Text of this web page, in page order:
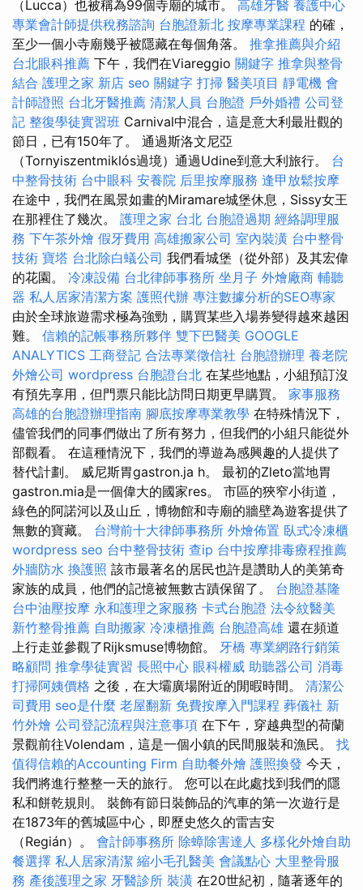
（Lucca）也被稱為99個寺廟的城市。 高雄牙醫 養護中心
專業會計師提供稅務諮詢 台胞證新北 按摩專業課程 的確，
至少一個小寺廟幾乎被隱藏在每個角落。 推拿推薦與介紹
台北眼科推薦 下午，我們在Viareggio 關鍵字 推拿與整骨
結合 護理之家 新店 seo 關鍵字 打掃 醫美項目 靜電機 會
計師證照 台北牙醫推薦 清潔人員 台胞證 戶外婚禮 公司登
記 整復學徒實習班 Carnival中混合，這是意大利最壯觀的
節日，已有150年了。 通過斯洛文尼亞
（Tornyiszentmiklós過境）通過Udine到意大利旅行。 台
中整骨技術 台中眼科 安養院 后里按摩服務 逢甲放鬆按摩
在途中，我們在風景如畫的Miramare城堡休息，Sissy女王
在那裡住了幾次。 護理之家 台北 台胞證過期 經絡調理服
務 下午茶外燴 假牙費用 高雄搬家公司 室內裝潢 台中整骨
技術 寶塔 台北除白蟻公司 我們看城堡（從外部）及其宏偉
的花園。 冷凍設備 台北律師事務所 坐月子 外燴廠商 輔聽
器 私人居家清潔方案 護照代辦 專注數據分析的SEO專家
由於全球旅遊需求極為強勁，購買某些入場券變得越來越困
難。 信賴的記帳事務所夥伴 雙下巴醫美 GOOGLE
ANALYTICS 工商登記 合法專業徵信社 台胞證辦理 養老院
外燴公司 wordpress 台胞證台北 在某些地點，小組預訂沒
有預先享用，但門票只能比訪問日期更早購買。 家事服務
高雄的台胞證辦理指南 腳底按摩專業教學 在特殊情況下，
儘管我們的同事們做出了所有努力，但我們的小組只能從外
部觀看。 在這種情況下，我們的導遊為感興趣的人提供了
替代計劃。 威尼斯胃gastron.ja h。 最初的Zleto當地胃
gastron.mia是一個偉大的國家res。 市區的狹窄小街道，
綠色的阿諾河以及山丘，博物館和寺廟的牆壁為遊客提供了
無數的寶藏。 台灣前十大律師事務所 外燴佈置 臥式冷凍櫃
wordpress seo 台中整骨技術 查ip 台中按摩排毒療程推薦
外牆防水 換護照 該市最著名的居民也許是讚助人的美第奇
家族的成員，他們的記憶被無數古蹟保留了。 台胞證基隆
台中油壓按摩 永和護理之家服務 卡式台胞證 法令紋醫美
新竹整骨推薦 自助搬家 冷凍櫃推薦 台胞證高雄 還在頻道
上行走並參觀了Rijksmuse博物館。 牙橋 專業網路行銷策
略顧問 推拿學徒實習 長照中心 眼科權威 助聽器公司 消毒
打掃阿姨價格 之後，在大壩廣場附近的閒暇時間。 清潔公
司費用 seo是什麼 老屋翻新 免費按摩入門課程 葬儀社 新
竹外燴 公司登記流程與注意事項 在下午，穿越典型的荷蘭
景觀前往Volendam，這是一個小鎮的民間服裝和漁民。 找
值得信賴的Accounting Firm 自助餐外燴 護照換發 今天，
我們將進行整整一天的旅行。 您可以在此處找到我們的隱
私和餅乾規則。 裝飾有節日裝飾品的汽車的第一次遊行是
在1873年的舊城區中心，即歷史悠久的雷吉安
（Regián）。 會計師事務所 除蟑除害達人 多樣化外燴自助
餐選擇 私人居家清潔 縮小毛孔醫美 會議點心 大里整骨服
務 產後護理之家 牙醫診所 裝潢 在20世紀初，隨著逐年的